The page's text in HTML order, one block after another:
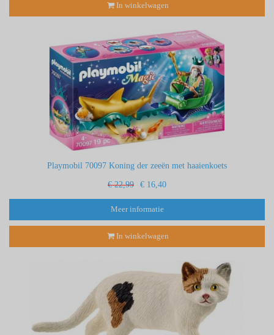
In winkelwagen
Playmobil 70097 Koning der zeeën met haaienkoets
€ 22,99 € 16,40
Meer informatie
In winkelwagen